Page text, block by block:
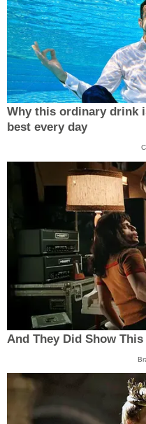
Why this ordinary drink
best every day
And They Did Show